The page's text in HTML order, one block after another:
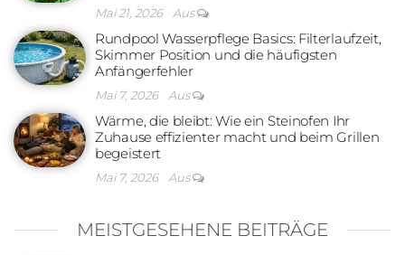
Mai 21, 2026 Aus
Rundpool Wasserpflege Basics: Filterlaufzeit,
Skimmer Position und die häufigsten
Anfängerfehler
Mai 7, 2026 Aus
Wärme, die bleibt: Wie ein Steinofen Ihr
Zuhause effizienter macht und beim Grillen
begeistert
Mai 7, 2026 Aus
MEISTGESEHENE BEITRÄGE